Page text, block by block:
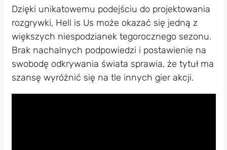
Dzięki unikatowemu podejściu do projektowania
rozgrywki, Hell is Us może okazać się jedną z
większych niespodzianek tegorocznego sezonu.
Brak nachalnych podpowiedzi i postawienie na
swobodę odkrywania świata sprawia, że tytuł ma
szansę wyróżnić się na tle innych gier akcji.